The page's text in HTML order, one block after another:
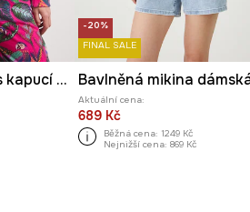
Rozepínací mikina s kapucí dámská s rostlinným vzorem
-20%
FINAL SALE
Aktuální cena:
689 Kč
Běžná cena: 1249 Kč
Nejnižší cena: 869 Kč